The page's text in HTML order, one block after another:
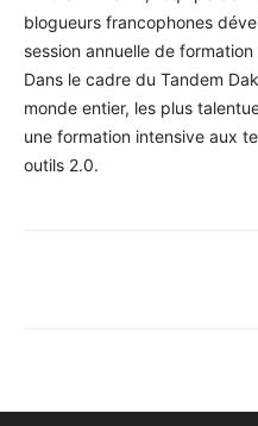
blogueurs francophones
session annuelle de
Dans le cadre du Tandem
monde entier, les plus
une formation intensive aux
outils 2.0.